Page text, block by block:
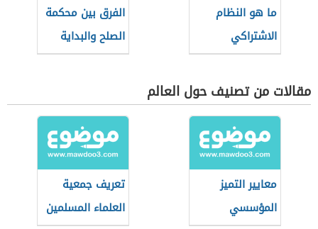
ما هو النظام
الاشتراكي
الفرق بين محكمة
الصلح والبداية
مقالات من تصنيف حول العالم
معايير التميز
المؤسسي
تعريف جمعية
العلماء المسلمين